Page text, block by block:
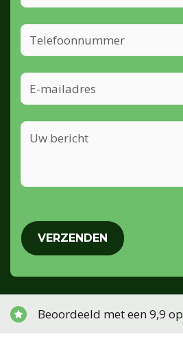
TELEFOONNUMMER
E-
MAILADRES
UW
BERICHT
Beoordeeld met een 9,9 op